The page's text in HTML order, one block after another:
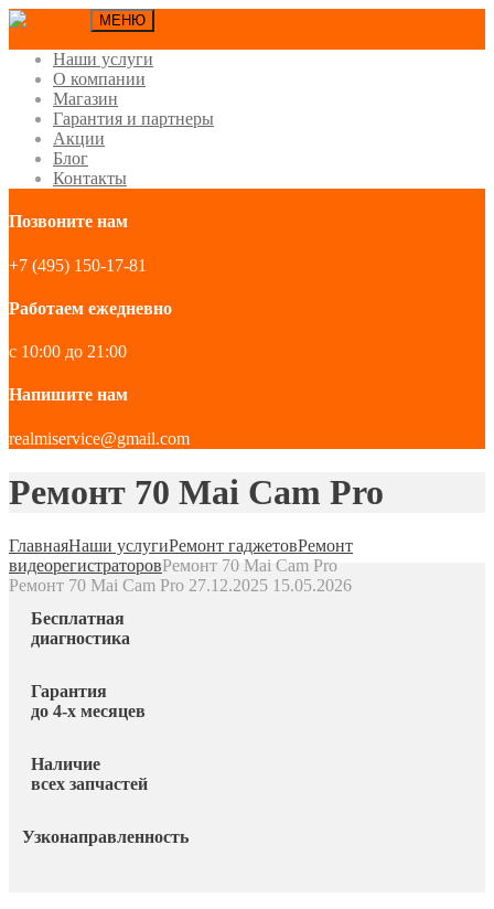
МЕНЮ
Наши услуги
О компании
Магазин
Гарантия и партнеры
Акции
Блог
Контакты
Позвоните нам
+7 (495) 150-17-81
Работаем ежедневно
с 10:00 до 21:00
Напишите нам
realmiservice@gmail.com
Ремонт 70 Mai Cam Pro
ГлавнаяНаши услугиРемонт гаджетовРемонт
видеорегистраторовРемонт 70 Mai Cam Pro
Ремонт 70 Mai Cam Pro 27.12.2025 15.05.2026
Бесплатная
диагностика
Гарантия
до 4-х месяцев
Наличие
всех запчастей
Узконаправленность